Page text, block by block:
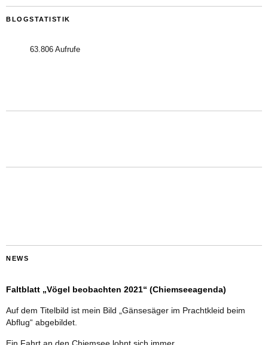
BLOGSTATISTIK
63.806 Aufrufe
NEWS
Faltblatt „Vögel beobachten 2021“ (Chiemseeagenda)
Auf dem Titelbild ist mein Bild „Gänsesäger im Prachtkleid beim
Abflug“ abgebildet.